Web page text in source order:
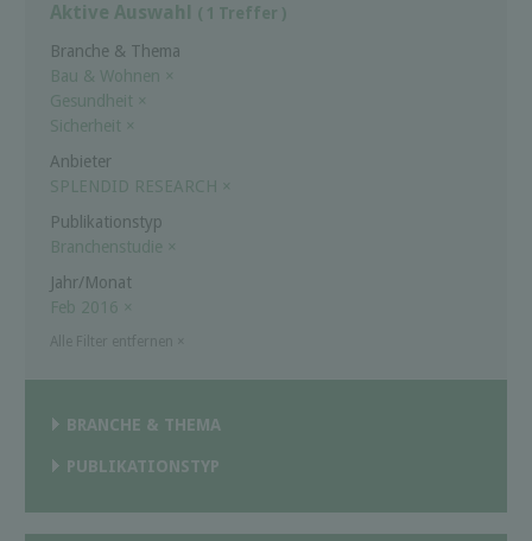
Aktive Auswahl ( 1 Treffer )
Branche & Thema
Bau & Wohnen ×
Gesundheit ×
Sicherheit ×
Anbieter
SPLENDID RESEARCH ×
Publikationstyp
Branchenstudie ×
Jahr/Monat
Feb 2016 ×
BRANCHE & THEMA
PUBLIKATIONSTYP